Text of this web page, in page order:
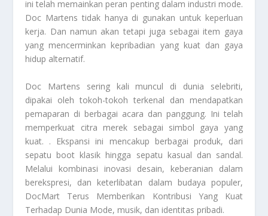
ini telah memainkan peran penting dalam industri mode.
Doc Martens tidak hanya di gunakan untuk keperluan
kerja. Dan namun akan tetapi juga sebagai item gaya
yang mencerminkan kepribadian yang kuat dan gaya
hidup alternatif.
Doc Martens sering kali muncul di dunia selebriti,
dipakai oleh tokoh-tokoh terkenal dan mendapatkan
pemaparan di berbagai acara dan panggung. Ini telah
memperkuat citra merek sebagai simbol gaya yang
kuat. . Ekspansi ini mencakup berbagai produk, dari
sepatu boot klasik hingga sepatu kasual dan sandal.
Melalui kombinasi inovasi desain, keberanian dalam
berekspresi, dan keterlibatan dalam budaya populer,
DocMart Terus Memberikan Kontribusi Yang Kuat
Terhadap Dunia Mode, musik, dan identitas pribadi.